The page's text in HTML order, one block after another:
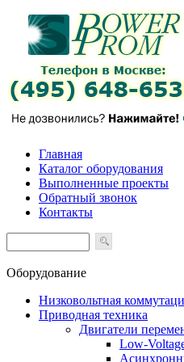
Главная
Каталог оборудования
Выполненные проекты
Обратный звонок
Контакты
Оборудование
Низковольтная
Приводная техника
Двигатели
Low-